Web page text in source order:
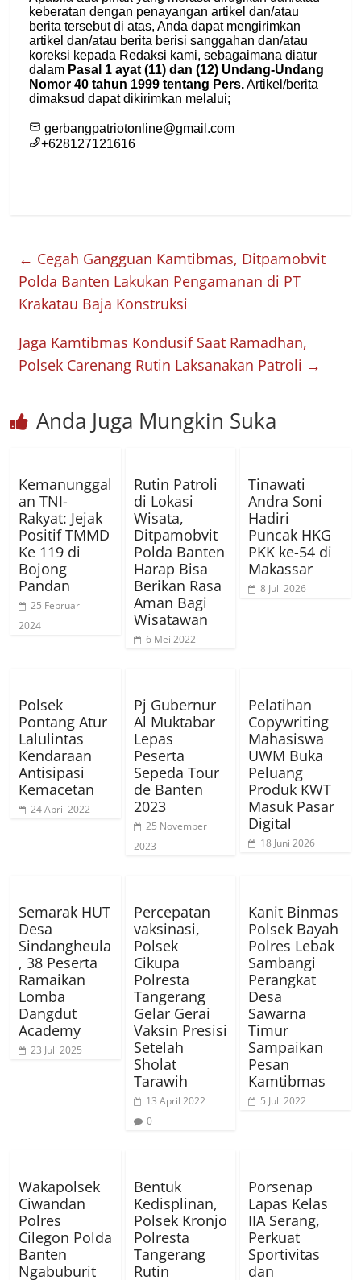
← Cegah Gangguan Kamtibmas, Ditpamobvit
Polda Banten Lakukan Pengamanan di PT
Krakatau Baja Konstruksi
Jaga Kamtibmas Kondusif Saat Ramadhan,
Polsek Carenang Rutin Laksanakan Patroli →
Anda Juga Mungkin Suka
Kemanunggal
an TNI-
Rakyat: Jejak
Positif TMMD
Ke 119 di
Bojong
Pandan
25 Februari
2024
Rutin Patroli
di Lokasi
Wisata,
Ditpamobvit
Polda Banten
Harap Bisa
Berikan Rasa
Aman Bagi
Wisatawan
6 Mei 2022
Tinawati
Andra Soni
Hadiri
Puncak HKG
PKK ke-54 di
Makassar
8 Juli 2026
Polsek
Pontang Atur
Lalulintas
Kendaraan
Antisipasi
Kemacetan
24 April 2022
Pj Gubernur
Al Muktabar
Lepas
Peserta
Sepeda Tour
de Banten
2023
25 November
2023
Pelatihan
Copywriting
Mahasiswa
UWM Buka
Peluang
Produk KWT
Masuk Pasar
Digital
18 Juni 2026
Semarak HUT
Desa
Sindangheula
, 38 Peserta
Ramaikan
Lomba
Dangdut
Academy
23 Juli 2025
Percepatan
vaksinasi,
Polsek
Cikupa
Polresta
Tangerang
Gelar Gerai
Vaksin Presisi
Setelah
Sholat
Tarawih
13 April 2022
0
Kanit Binmas
Polsek Bayah
Polres Lebak
Sambangi
Perangkat
Desa
Sawarna
Timur
Sampaikan
Pesan
Kamtibmas
5 Juli 2022
Wakapolsek
Ciwandan
Polres
Cilegon Polda
Banten
Ngabuburit
Bentuk
Kedisplinan,
Polsek Kronjo
Polresta
Tangerang
Rutin
Porsenap
Lapas Kelas
IIA Serang,
Perkuat
Sportivitas
dan